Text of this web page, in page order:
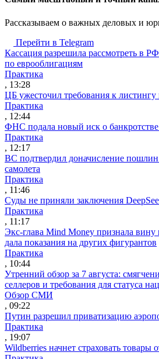
Рассказываем о важных деловых и
Перейти в Telegram
Кассация разрешила рассмотреть в
по еврооблигациям
Практика
, 13:28
ЦБ ужесточил требования к
Практика
, 12:44
ФНС подала новый иск о
Практика
, 12:17
ВС подтвердил доначисление
самолета
Практика
, 11:46
Суды не приняли заключения
Практика
, 11:17
Экс-глава Mind Money признала
дала показания на других фигурантов
Практика
, 10:44
Утренний обзор за 7 августа:
селлеров и требования для статуса
Обзор СМИ
, 09:22
Путин разрешил приватизацию
Практика
, 19:07
Wildberries начнет страховать товары